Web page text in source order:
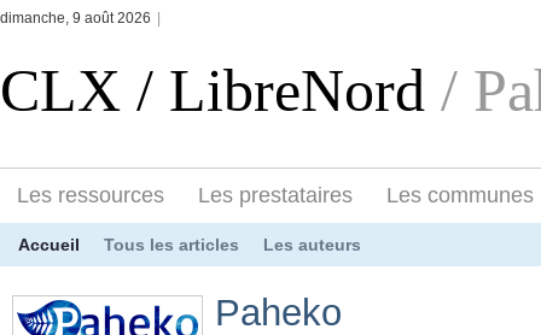
dimanche, 9 août 2026
CLX / LibreNord /
Les ressources Les prestataires Les communes
Accueil Tous les articles Les auteurs
Paheko